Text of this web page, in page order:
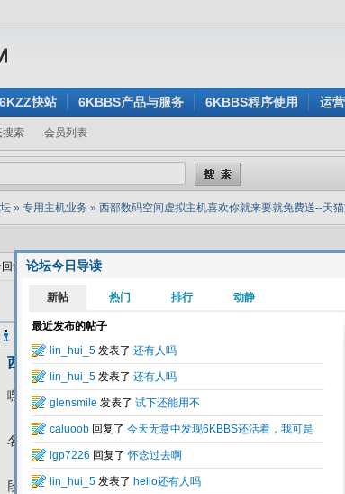
6KZZ快站 6KBBS产品与服务 6KBBS程序使用 运
搜索 会员列表
论坛今日导读
» 专用主机业务 » 西部数码空间虚拟主机喜欢你就来要就免费送--天
复.
heitaokeji 发表于
西部数码空间虚拟主机喜欢你就来要就免费送--天猫
嘿淘科技（ www.heitaokeji.com） 起始于2004年10月19日
名称为山东嘿淘科技有限公司，向个人及企业提供网络服务
段个人及企业的网络服务要求，我们提供包括域名注册、虚